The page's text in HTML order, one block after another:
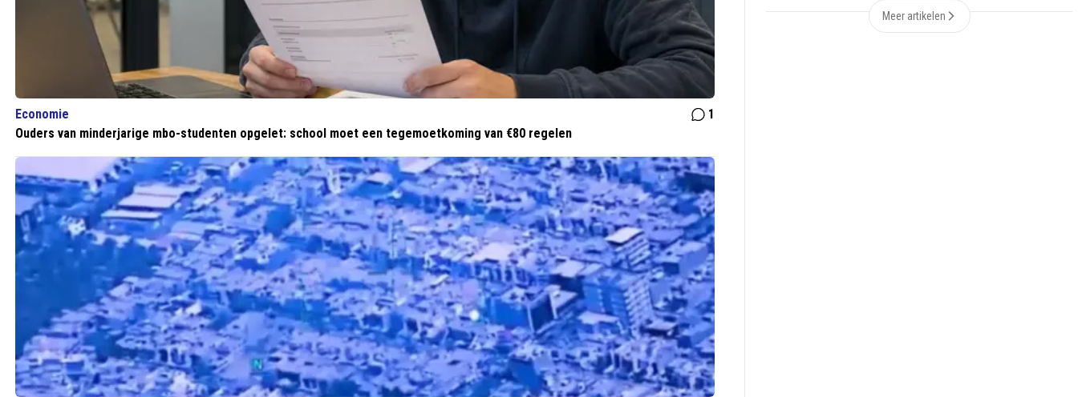
Economie
1
Ouders van minderjarige mbo-studenten opgelet: school moet een tegemoetkoming van €80 regelen
Meer artikelen